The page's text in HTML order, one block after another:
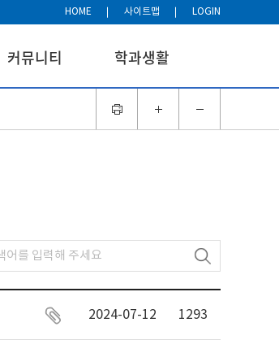
HOME 사이트맵 LOGIN
커뮤니티 학과생활
2024-07-12 1293